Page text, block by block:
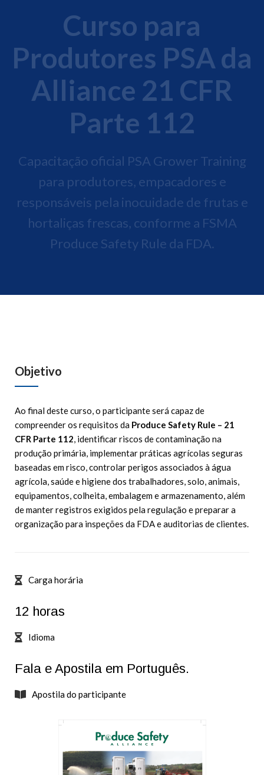
Curso para
Produtores PSA da
Alliance 21 CFR
Parte 112
Capacitação oficial PSA Grower Training
para produtores, empacadores e
responsáveis pela inocuidade de frutas e
hortaliças frescas, conforme a FSMA
Produce Safety Rule da FDA.
Objetivo
Ao final deste curso, o participante será capaz de
compreender os requisitos da Produce Safety Rule – 21
CFR Parte 112, identificar riscos de contaminação na
produção primária, implementar práticas agrícolas seguras
baseadas em risco, controlar perigos associados à água
agrícola, saúde e higiene dos trabalhadores, solo, animais,
equipamentos, colheita, embalagem e armazenamento, além
de manter registros exigidos pela regulação e preparar a
organização para inspeções da FDA e auditorias de clientes.
Carga horária
12 horas
Idioma
Fala e Apostila em Português.
Apostila do participante